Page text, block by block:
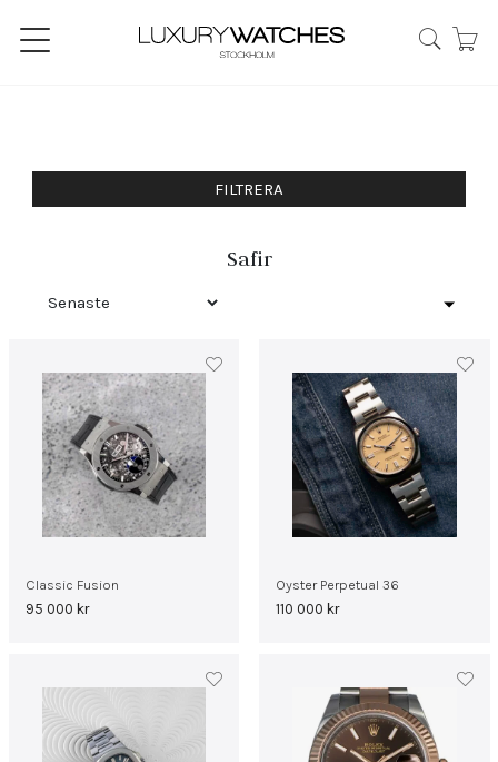
FILTRERA
Safir
Classic Fusion
95 000 kr
Oyster Perpetual 36
110 000 kr